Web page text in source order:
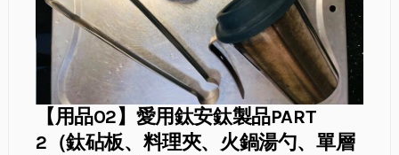
【用品02】愛用鈦安鈦製品PART
2（鈦砧板、料理夾、火鍋湯勺、單層